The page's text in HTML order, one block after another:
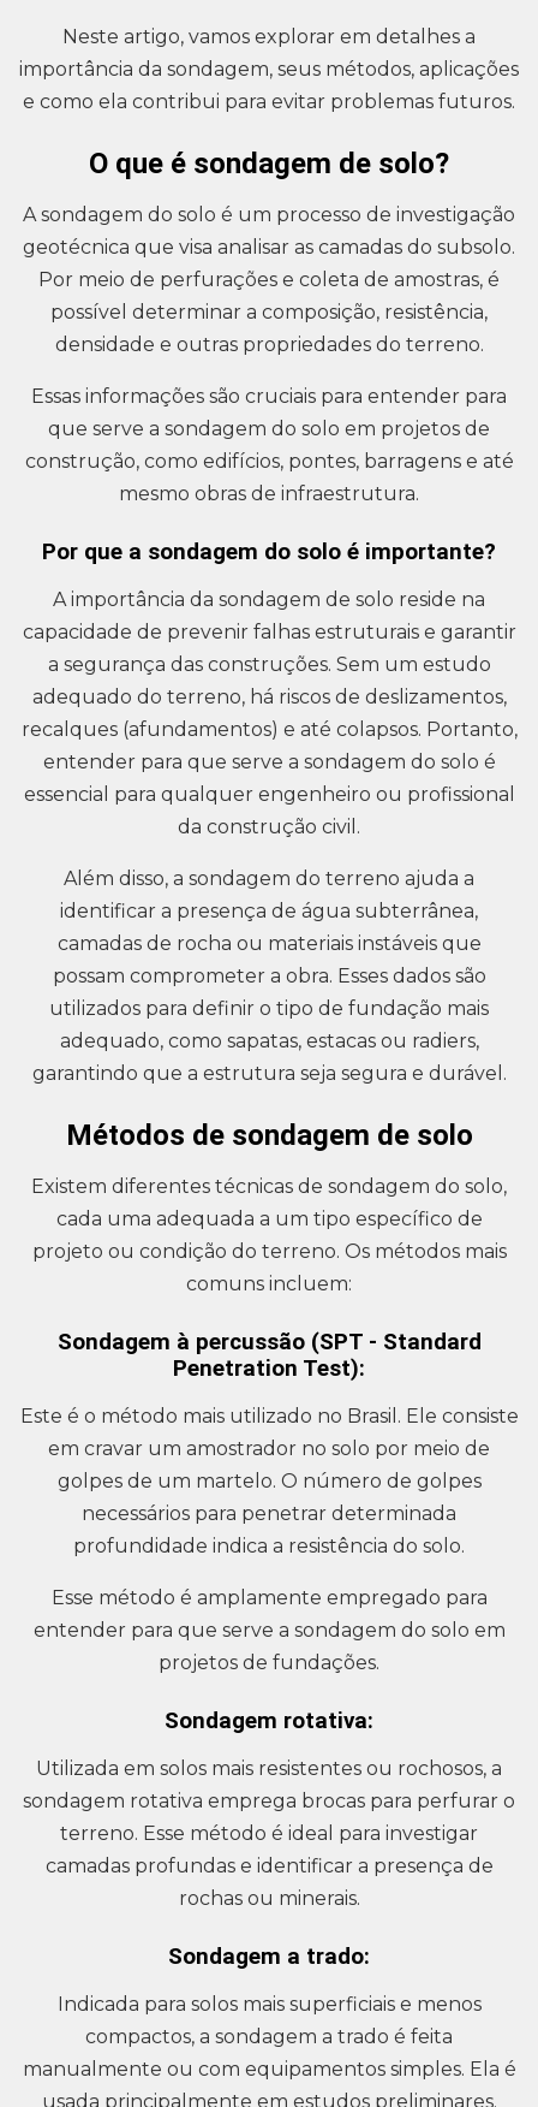
Neste artigo, vamos explorar em detalhes a
importância da sondagem, seus métodos, aplicações
e como ela contribui para evitar problemas futuros.
O que é sondagem de solo?
A sondagem do solo é um processo de investigação
geotécnica que visa analisar as camadas do subsolo.
Por meio de perfurações e coleta de amostras, é
possível determinar a composição, resistência,
densidade e outras propriedades do terreno.
Essas informações são cruciais para entender para
que serve a sondagem do solo em projetos de
construção, como edifícios, pontes, barragens e até
mesmo obras de infraestrutura.
Por que a sondagem do solo é importante?
A importância da sondagem de solo reside na
capacidade de prevenir falhas estruturais e garantir
a segurança das construções. Sem um estudo
adequado do terreno, há riscos de deslizamentos,
recalques (afundamentos) e até colapsos. Portanto,
entender para que serve a sondagem do solo é
essencial para qualquer engenheiro ou profissional
da construção civil.
Além disso, a sondagem do terreno ajuda a
identificar a presença de água subterrânea,
camadas de rocha ou materiais instáveis que
possam comprometer a obra. Esses dados são
utilizados para definir o tipo de fundação mais
adequado, como sapatas, estacas ou radiers,
garantindo que a estrutura seja segura e durável.
Métodos de sondagem de solo
Existem diferentes técnicas de sondagem do solo,
cada uma adequada a um tipo específico de
projeto ou condição do terreno. Os métodos mais
comuns incluem:
Sondagem à percussão (SPT - Standard
Penetration Test):
Este é o método mais utilizado no Brasil. Ele consiste
em cravar um amostrador no solo por meio de
golpes de um martelo. O número de golpes
necessários para penetrar determinada
profundidade indica a resistência do solo.
Esse método é amplamente empregado para
entender para que serve a sondagem do solo em
projetos de fundações.
Sondagem rotativa:
Utilizada em solos mais resistentes ou rochosos, a
sondagem rotativa emprega brocas para perfurar o
terreno. Esse método é ideal para investigar
camadas profundas e identificar a presença de
rochas ou minerais.
Sondagem a trado:
Indicada para solos mais superficiais e menos
compactos, a sondagem a trado é feita
manualmente ou com equipamentos simples. Ela é
usada principalmente em estudos preliminares.